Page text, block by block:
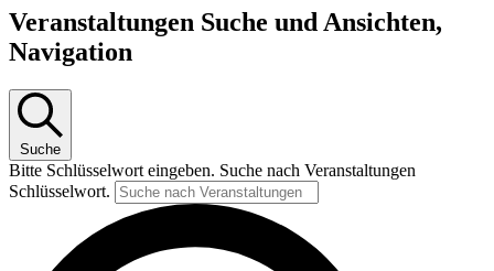
Veranstaltungen Suche und Ansichten,
Navigation
Suche
Bitte Schlüsselwort eingeben. Suche nach Veranstaltungen
Schlüsselwort.